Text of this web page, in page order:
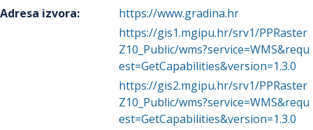
Adresa izvora:
https://www.gradina.hr
https://gis1.mgipu.hr/srv1/PPRaster
Z10_Public/wms?service=WMS&requ
est=GetCapabilities&version=1.3.0
https://gis2.mgipu.hr/srv1/PPRaster
Z10_Public/wms?service=WMS&requ
est=GetCapabilities&version=1.3.0